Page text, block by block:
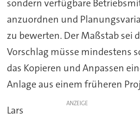
sondern verfügbare
anzuordnen und
zu bewerten. Der Maßstab sei
Vorschlag müsse mindestens
das Kopieren und Anpassen
Anlage aus einem früheren
ANZEIGE
Lars